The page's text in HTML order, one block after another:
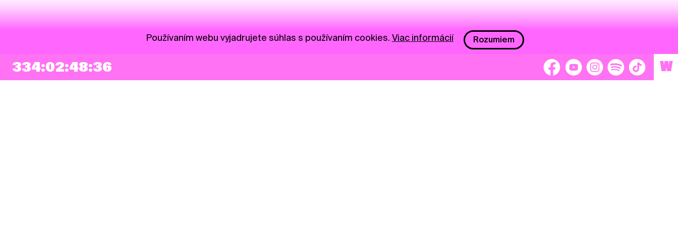
334:02:48:35 W
Používaním webu vyjadrujete súhlas s používaním cookies. Viac informácií Rozumiem